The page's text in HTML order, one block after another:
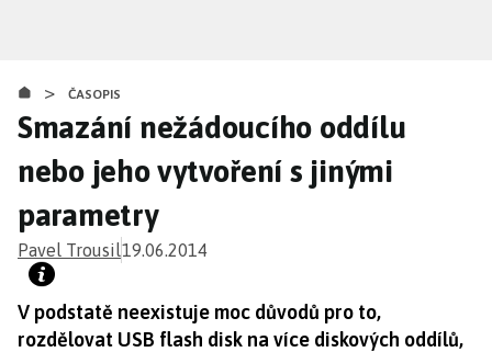
obsahu
> ČASOPIS
Smazání nežádoucího oddílu
nebo jeho vytvoření s jinými
parametry
Pavel Trousil19.06.2014
V podstatě neexistuje moc důvodů pro to,
rozdělovat USB flash disk na více diskových oddílů,